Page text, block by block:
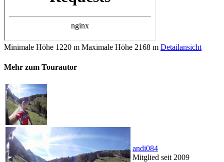
Minimale Höhe 1220 m Maximale Höhe 2168 m Detailansicht
Mehr zum Tourautor
andi084
Mitglied seit 2009